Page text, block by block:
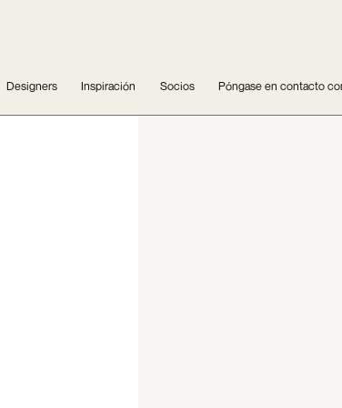
Designers Inspiración Socios Póngase en contacto